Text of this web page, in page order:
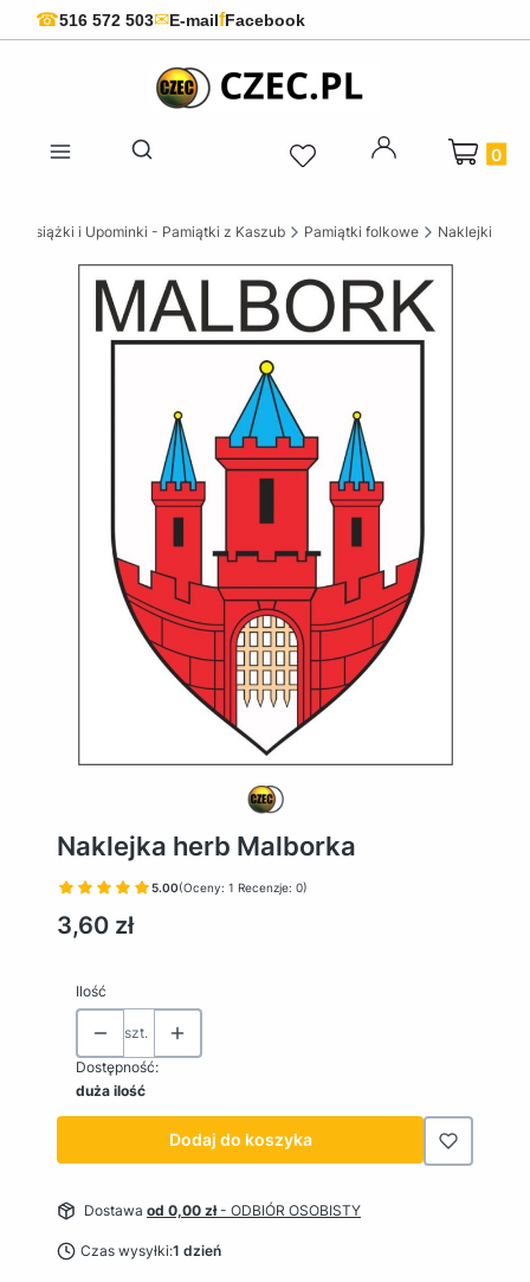
☎516 572 503✉E-mailfFacebook
Otwórz wyszukiwarkę
Produkty
Książki i Upominki - Pamiątki z Kaszub Pamiątki folkowe Naklejki
Naklejka herb Malborka
5.00(Oceny: 1 Recenzje: 0)
Cena
3,60 zł
Ilość
szt.
Dostępność:
duża ilość
Dodaj do koszyka
Dostawa od 0,00 zł- ODBIÓR OSOBISTY
Czas wysyłki:1 dzień